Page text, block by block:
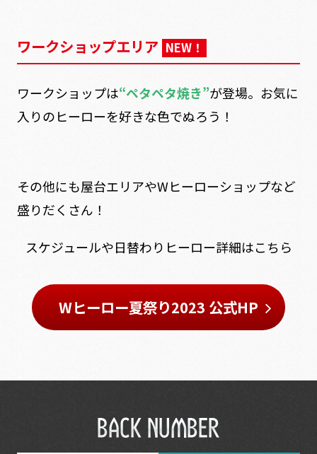
ワークショップエリア NEW！
ワークショップは“ペタペタ焼き”が登場。お気に
入りのヒーローを好きな色でぬろう！
その他にも屋台エリアやWヒーローショップなど
盛りだくさん！
スケジュールや日替わりヒーロー詳細はこちら
Wヒーロー夏祭り2023 公式HP